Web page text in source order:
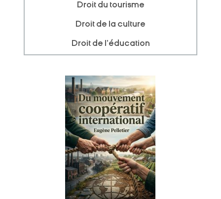
Droit du tourisme
Droit de la culture
Droit de l'éducation